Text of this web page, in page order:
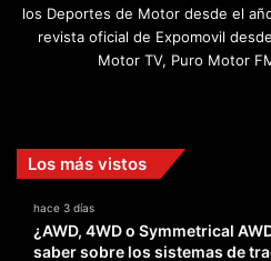
los Deportes de Motor desde el
revista oficial de Expomovil
Motor TV, Puro Motor
Los más vistos
hace 3 días
¿AWD, 4WD o Symmetrical
saber sobre los sistemas de